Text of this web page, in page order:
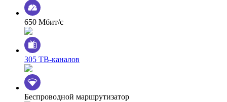
650 Мбит/с
305 ТВ-каналов
Беспроводной маршрутизатор